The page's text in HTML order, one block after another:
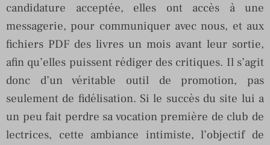
candidature acceptée, elles ont accès à une
messagerie, pour communiquer avec nous, et aux
fichiers PDF des livres un mois avant leur sortie,
afin qu’elles puissent rédiger des critiques. Il s’agit
donc d’un véritable outil de promotion, pas
seulement de fidélisation. Si le succès du site lui a
un peu fait perdre sa vocation première de club de
lectrices, cette ambiance intimiste, l’objectif de